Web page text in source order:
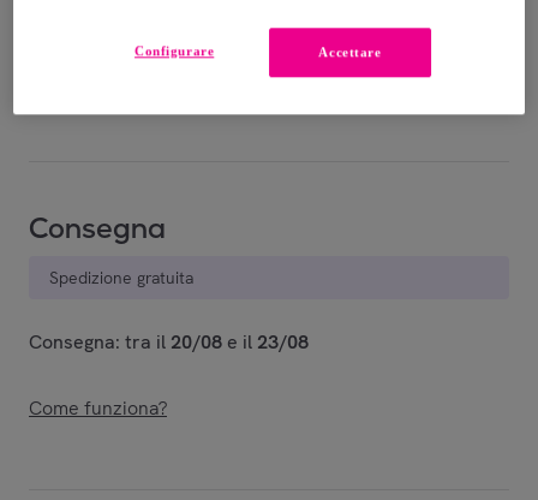
Consegna
Spedizione gratuita
Consegna: tra il 20/08 e il 23/08
Come funziona?
Accettare
Configurare